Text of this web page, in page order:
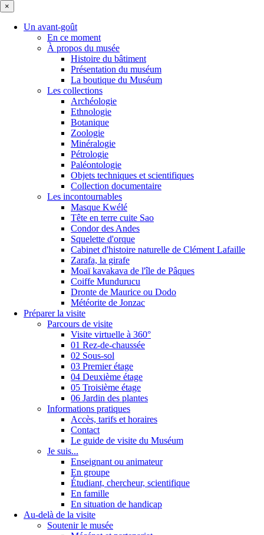
×
Un avant-goût
En ce moment
À propos du musée
Histoire du bâtiment
Présentation du muséum
La boutique du Muséum
Les collections
Archéologie
Ethnologie
Botanique
Zoologie
Minéralogie
Pétrologie
Paléontologie
Objets techniques et scientifiques
Collection documentaire
Les incontournables
Masque Kwélé
Tête en terre cuite Sao
Condor des Andes
Squelette d'orque
Cabinet d'histoire naturelle de Clément Lafaille
Zarafa, la girafe
Moaï kavakava de l'île de Pâques
Coiffe Mundurucu
Dronte de Maurice ou Dodo
Météorite de Jonzac
Préparer la visite
Parcours de visite
Visite virtuelle à 360°
01 Rez-de-chaussée
02 Sous-sol
03 Premier étage
04 Deuxième étage
05 Troisième étage
06 Jardin des plantes
Informations pratiques
Accès, tarifs et horaires
Contact
Le guide de visite du Muséum
Je suis...
Enseignant ou animateur
En groupe
Étudiant, chercheur, scientifique
En famille
En situation de handicap
Au-delà de la visite
Soutenir le musée